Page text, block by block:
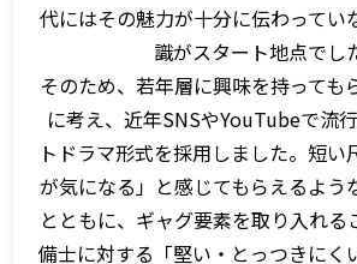
代にはその魅力が十分に伝わってい
識がスタート地点でし
そのため、若年層に興味を持っても
に考え、近年SNSやYouTubeで流
トドラマ形式を採用しました。短い
が気になる」と感じてもらえるよう
とともに、ギャグ要素を取り入れる
備士に対する「堅い・とっつきにく